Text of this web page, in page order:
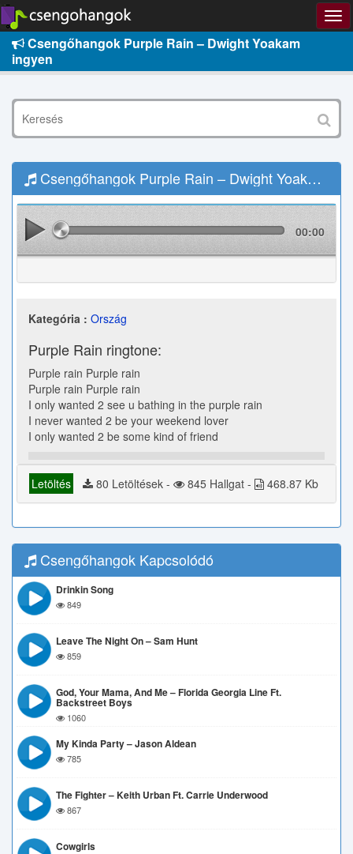
Csengőhangok Purple Rain – Dwight Yoakam
ingyen
Csengőhangok Purple Rain – Dwight Yoakam Letöltés
00:00
Kategória : Ország
Purple Rain ringtone:
Purple rain Purple rain
Purple rain Purple rain
I only wanted 2 see u bathing in the purple rain
I never wanted 2 be your weekend lover
I only wanted 2 be some kind of friend
Letöltés 80 Letöltések - 845 Hallgat - 468.87 Kb
Csengőhangok Kapcsolódó
Drinkin Song
849
Leave The Night On – Sam Hunt
859
God, Your Mama, And Me – Florida Georgia Line Ft.
Backstreet Boys
1060
My Kinda Party – Jason Aldean
785
The Fighter – Keith Urban Ft. Carrie Underwood
867
Cowgirls